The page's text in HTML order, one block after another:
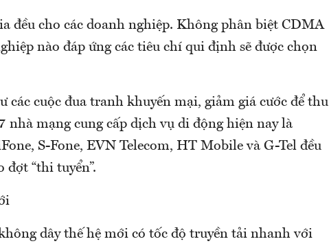
đều cho các doanh nghiệp. Không phân biệt CDMA
nào đáp ứng các tiêu chí qui định sẽ được chọn
các cuộc đua tranh khuyến mại, giảm giá cước để thu
nhà mạng cung cấp dịch vụ di động hiện nay là
S-Fone, EVN Telecom, HT Mobile và G-Tel đều
đợt “thi tuyển”.
dây thế hệ mới có tốc độ truyền tải nhanh với